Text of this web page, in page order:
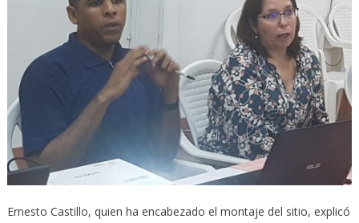
Ernesto Castillo, quien ha encabezado el montaje del sitio, explicó